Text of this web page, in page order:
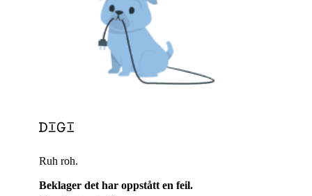
Ruh roh.
Beklager det har oppstått en feil.